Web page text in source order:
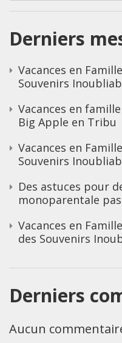
Derniers
Vacances en
Souvenirs
Vacances en
Big Apple en Tribu
Vacances en
Souvenirs
Des astuces pour
monoparentale
Vacances en
des Souvenirs
Derniers
Aucun